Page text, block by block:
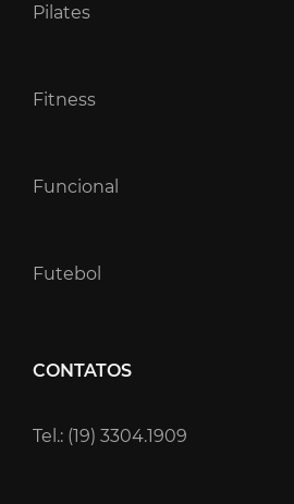
Pilates
Fitness
Funcional
Futebol
CONTATOS
Tel.: (19) 3304.1909